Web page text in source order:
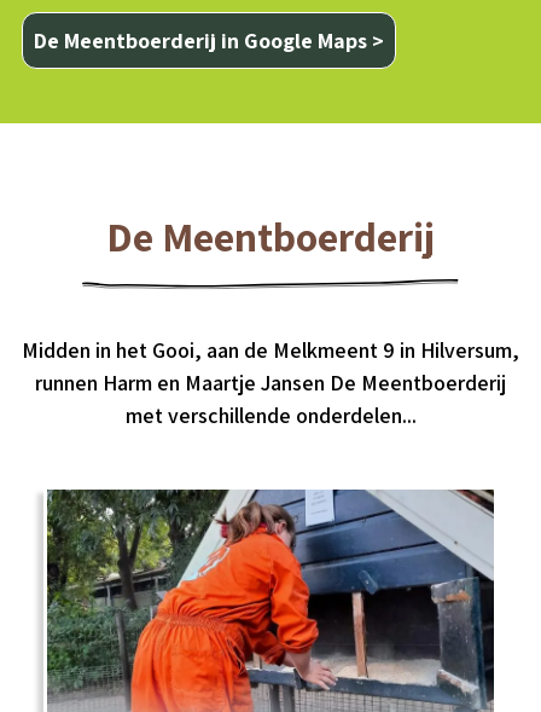
De Meentboerderij in Google Maps >
De Meentboerderij
Midden in het Gooi, aan de Melkmeent 9 in Hilversum,
runnen Harm en Maartje Jansen De Meentboerderij
met verschillende onderdelen...